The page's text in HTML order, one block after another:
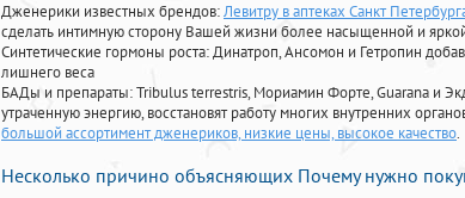
Дженерики известных брендов:Левитру в аптеках Санкт
сделать интимную сторону Вашей жизни более насыщенной и
Синтетические гормоны роста: Динатроп, Ансомон и Гетропин
лишнего веса
БАДы и препараты:Tribulus terrestris, Мориамин Форте, Guarana и
утраченную энергию, восстановят работу многих внутренних
большой ассортимент дженериков, низкие цены, высокое качество.
Несколько причино объясняющих Почему нужно